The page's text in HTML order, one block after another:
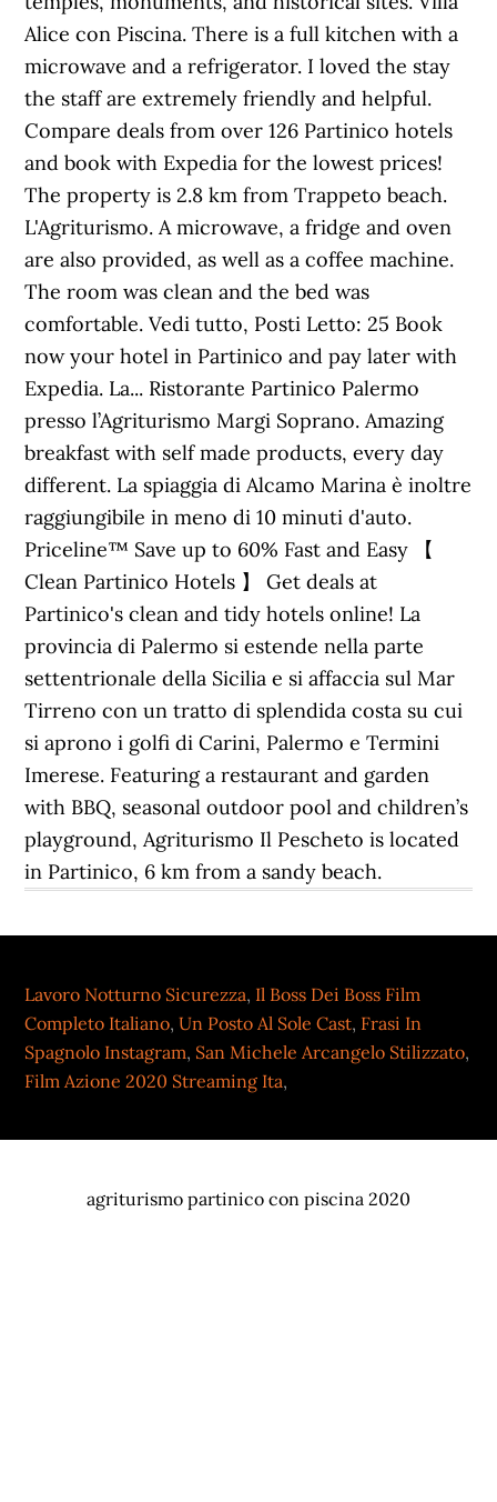
Lavoro Notturno Sicurezza, Il Boss Dei Boss Film
Completo Italiano,Un Posto Al Sole Cast, Frasi In
Spagnolo Instagram, San Michele Arcangelo Stilizzato,
Film Azione 2020 Streaming Ita,
agriturismo partinico con piscina 2020